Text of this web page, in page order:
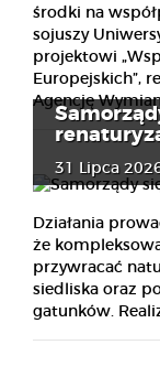
środki na
sojuszy
projektowi
Europejskich”,
Agencję
31 Lipca
Działania
że
przywracać
siedliska oraz
gatunków.